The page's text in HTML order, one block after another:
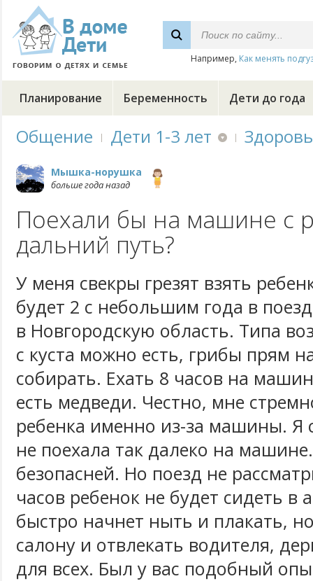
Например, Как менять
Планирование Беременность Дети до года
Общение Дети 1-3 лет
Мышка-норушка
больше года назад
Поехали бы на машине с
дальний путь?
У меня свекры грезят взять
будет 2 с небольшим года в
в Новгородскую область. Типа
с куста можно есть, грибы прям
собирать. Ехать 8 часов на
есть медведи. Честно, мне
ребенка именно из-за машины. Я
не поехала так далеко на
безопасней. Но поезд не
часов ребенок не будет сидеть в
быстро начнет ныть и плакать,
салону и отвлекать водителя,
для всех. Был у вас подобный